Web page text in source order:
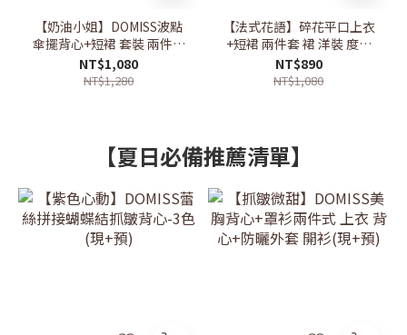
【奶油小姐】DOMISS波點
傘擺背心+短裙 套裝 兩件套
洋裝(現+預)
NT$1,080
NT$1,280
【法式花語】碎花平口上衣
+短裙 兩件套 裙 洋裝 度假
風 (現+預)
NT$890
NT$1,080
【夏日必備推薦清單】